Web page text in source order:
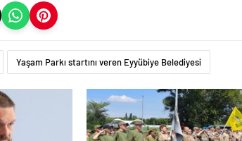
Yaşam Parkı startını veren Eyyübiye Belediyesi